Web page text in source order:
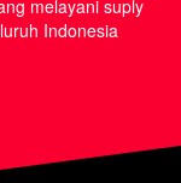
melayani suply
Indonesia